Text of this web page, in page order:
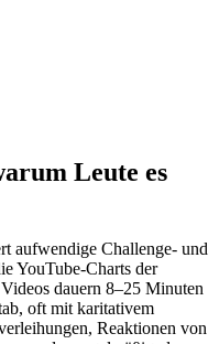
Leute es
aufwendige Challenge- und
YouTube-Charts der
dauern 8–25 Minuten
oft mit karitativem
Reaktionen von